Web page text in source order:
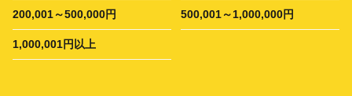
200,001～500,000円 500,001～1,000,000円
1,000,001円以上